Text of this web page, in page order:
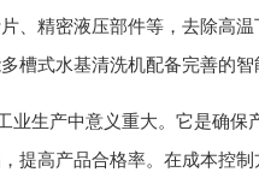
、精密液压部件等，去除高
槽式水基清洗机配备完善的智
业生产中意义重大。它是确
提高产品合格率。在成本控